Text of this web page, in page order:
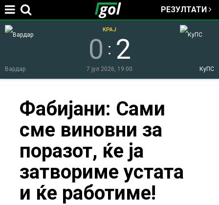
Jump to navigation
РЕЗУЛТАТИ
Вардар КуПС
0 : 2
КРАЈ
7 јул 2026, 19:00
here
Фабијани: Сами
сме виновни за
поразот, ќе ја
затвориме устата
и ќе работиме!